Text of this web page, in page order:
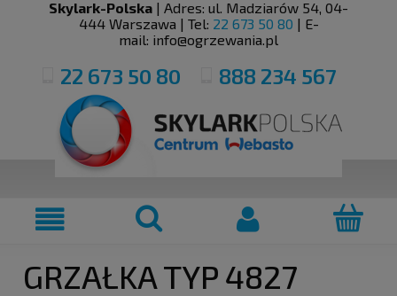
Skylark-Polska | Adres: ul. Madziarów 54, 04-
444 Warszawa | Tel: 22 673 50 80 | E-
mail: info@ogrzewania.pl
22 673 50 80 888 234 567
GRZAŁKA TYP 4827